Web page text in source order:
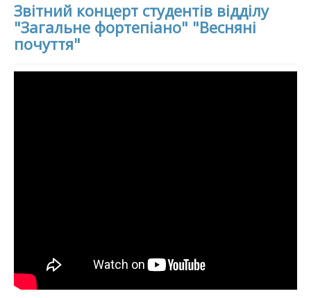
Звітний концерт студентів відділу
"Загальне фортепіано" "Весняні
почуття"